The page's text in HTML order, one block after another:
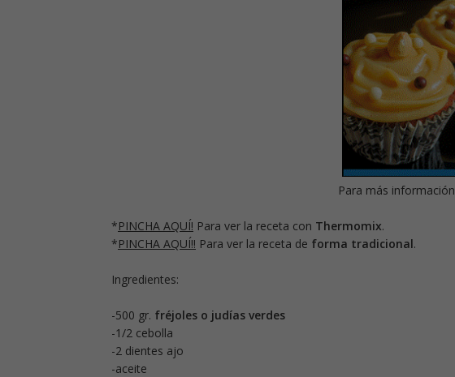
Para más información
*PINCHA AQUÍ! Para ver la receta con Thermomix.
*PINCHA AQUÍ!! Para ver la receta de forma tradicional.
Ingredientes:
-500 gr. fréjoles o judías verdes
-1/2 cebolla
-2 dientes ajo
-aceite